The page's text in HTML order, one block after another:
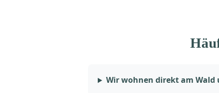
Wir wohnen direkt am Wald